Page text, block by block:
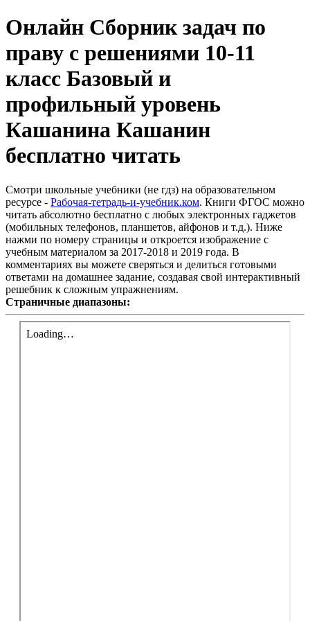
Онлайн Сборник задач по
праву с решениями 10-11
класс Базовый и
профильный уровень
Кашанина Кашанин
бесплатно читать
Смотри школьные учебники (не гдз) на образовательном
ресурсе - Рабочая-тетрадь-и-учебник.ком. Книги ФГОС можно
читать абсолютно бесплатно с любых электронных гаджетов
(мобильных телефонов, планшетов, айфонов и т.д.). Ниже
нажми по номеру страницы и откроется изображение с
учебным материалом за 2017-2018 и 2019 года. В
комментариях вы можете сверяться и делиться готовыми
ответами на домашнее задание, создавая свой интерактивный
решебник к сложным упражнениям.
Страничные диапазоны: